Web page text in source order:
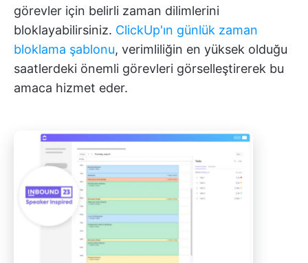
görevler için belirli zaman dilimlerini
bloklayabilirsiniz. ClickUp'ın günlük zaman
bloklama şablonu, verimliliğin en yüksek olduğu
saatlerdeki önemli görevleri görselleştirerek bu
amaca hizmet eder.